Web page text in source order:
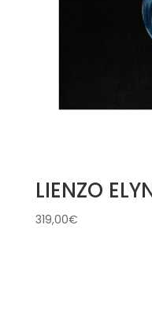
LIENZO
319,00€